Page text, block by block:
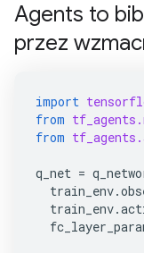
Agents to
przez
import
from
from
q_net =
train_env.
train_env.